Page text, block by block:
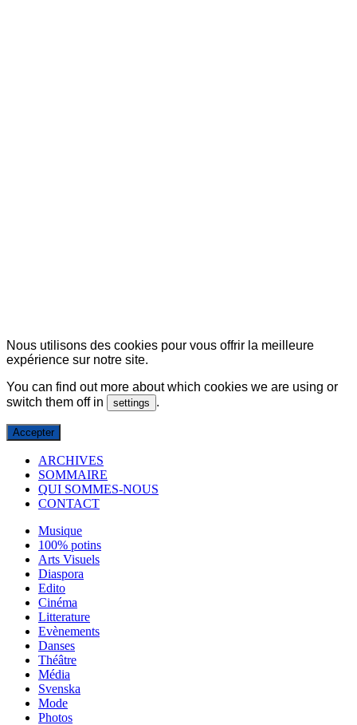
Nous utilisons des cookies pour vous offrir la meilleure
expérience sur notre site.
You can find out more about which cookies we are using or
switch them off in
settings .
Accepter
ARCHIVES
SOMMAIRE
QUI SOMMES-NOUS
CONTACT
Musique
100% potins
Arts Visuels
Diaspora
Edito
Cinéma
Litterature
Evènements
Danses
Théâtre
Média
Svenska
Mode
Photos